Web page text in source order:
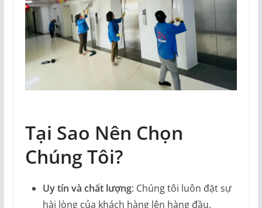
Tại Sao Nên Chọn
Chúng Tôi?
Uy tín và chất lượng: Chúng tôi luôn đặt sự
hài lòng của khách hàng lên hàng đầu.